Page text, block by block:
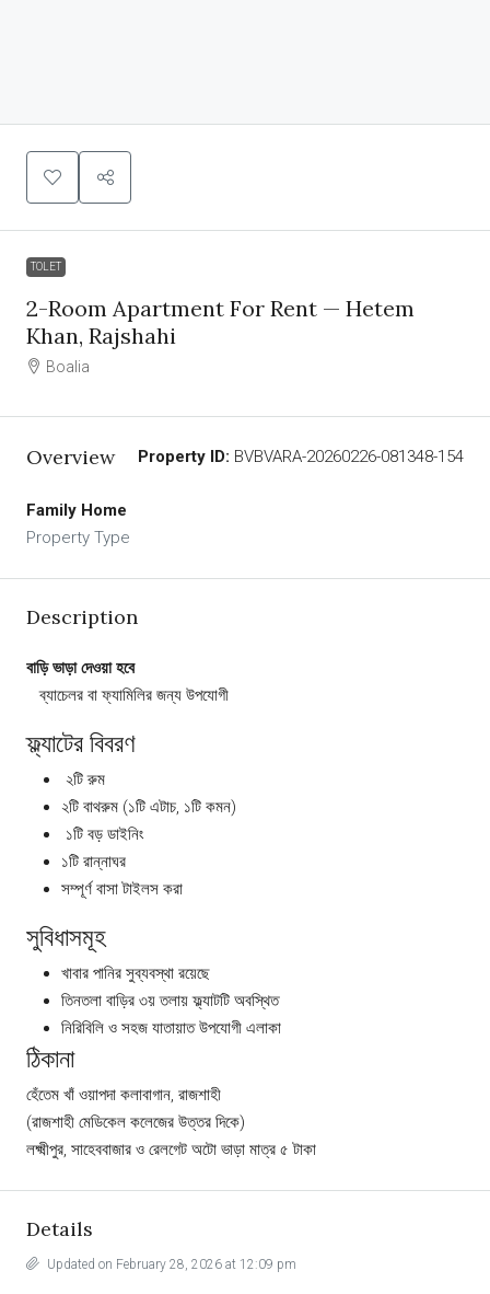
TOLET
2-Room Apartment For Rent — Hetem
Khan, Rajshahi
Boalia
Overview Property ID: BVBVARA-20260226-081348-154
Family Home
Property Type
Description
বাড়ি ভাড়া দেওয়া হবে
‍ ‍ ‍ ব্যাচেলর বা ফ্যামিলির জন্য উপযোগী
ফ্ল্যাটের বিবরণ
️ ২টি রুম
২টি বাথরুম (১টি এটাচ, ১টি কমন)
️ ১টি বড় ডাইনিং
১টি রান্নাঘর
সম্পূর্ণ বাসা টাইলস করা
সুবিধাসমূহ
খাবার পানির সুব্যবস্থা রয়েছে
তিনতলা বাড়ির ৩য় তলায় ফ্ল্যাটটি অবস্থিত
নিরিবিলি ও সহজ যাতায়াত উপযোগী এলাকা
ঠিকানা
হেঁতেম খাঁ ওয়াপদা কলাবাগান, রাজশাহী
(রাজশাহী মেডিকেল কলেজের উত্তর দিকে)
লক্ষ্মীপুর, সাহেববাজার ও রেলগেট অটো ভাড়া মাত্র ৫ টাকা
Details
Updated on February 28, 2026 at 12:09 pm